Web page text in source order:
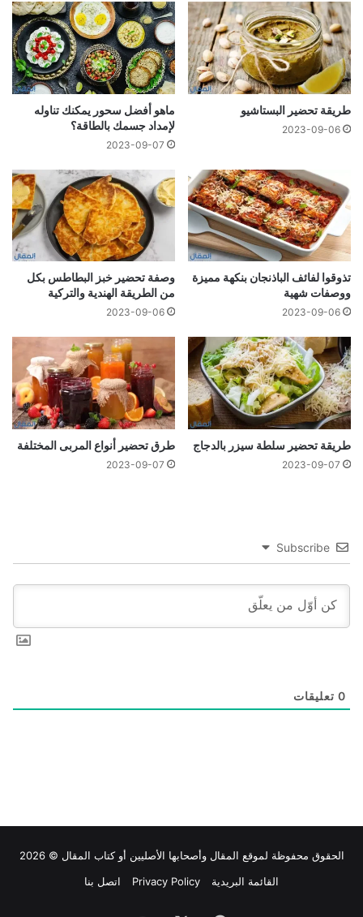
طريقة تحضير البستاشيو
2023-09-06
ماهو أفضل سحور يمكنك تناوله
لإمداد جسمك بالطاقة؟
2023-09-07
تذوقوا لفائف الباذنجان بنكهة مميزة
ووصفات شهية
2023-09-06
وصفة تحضير خبز البطاطس بكل
من الطريقة الهندية والتركية
2023-09-06
طريقة تحضير سلطة سيزر بالدجاج
2023-09-07
طرق تحضير أنواع المربى المختلفة
2023-09-07
Subscribe
0 تعليقات
الحقوق محفوظة لموقع المقال وأصحابها الأصليين أو كتاب المقال © 2026
القائمة البريدية
Privacy Policy اتصل بنا